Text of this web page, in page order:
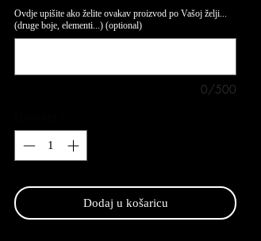
Ovdje upišite ako želite ovakav proizvod po Vašoj želji...
(druge boje, elementi...) (optional)
0/500
Dodaj u košaricu